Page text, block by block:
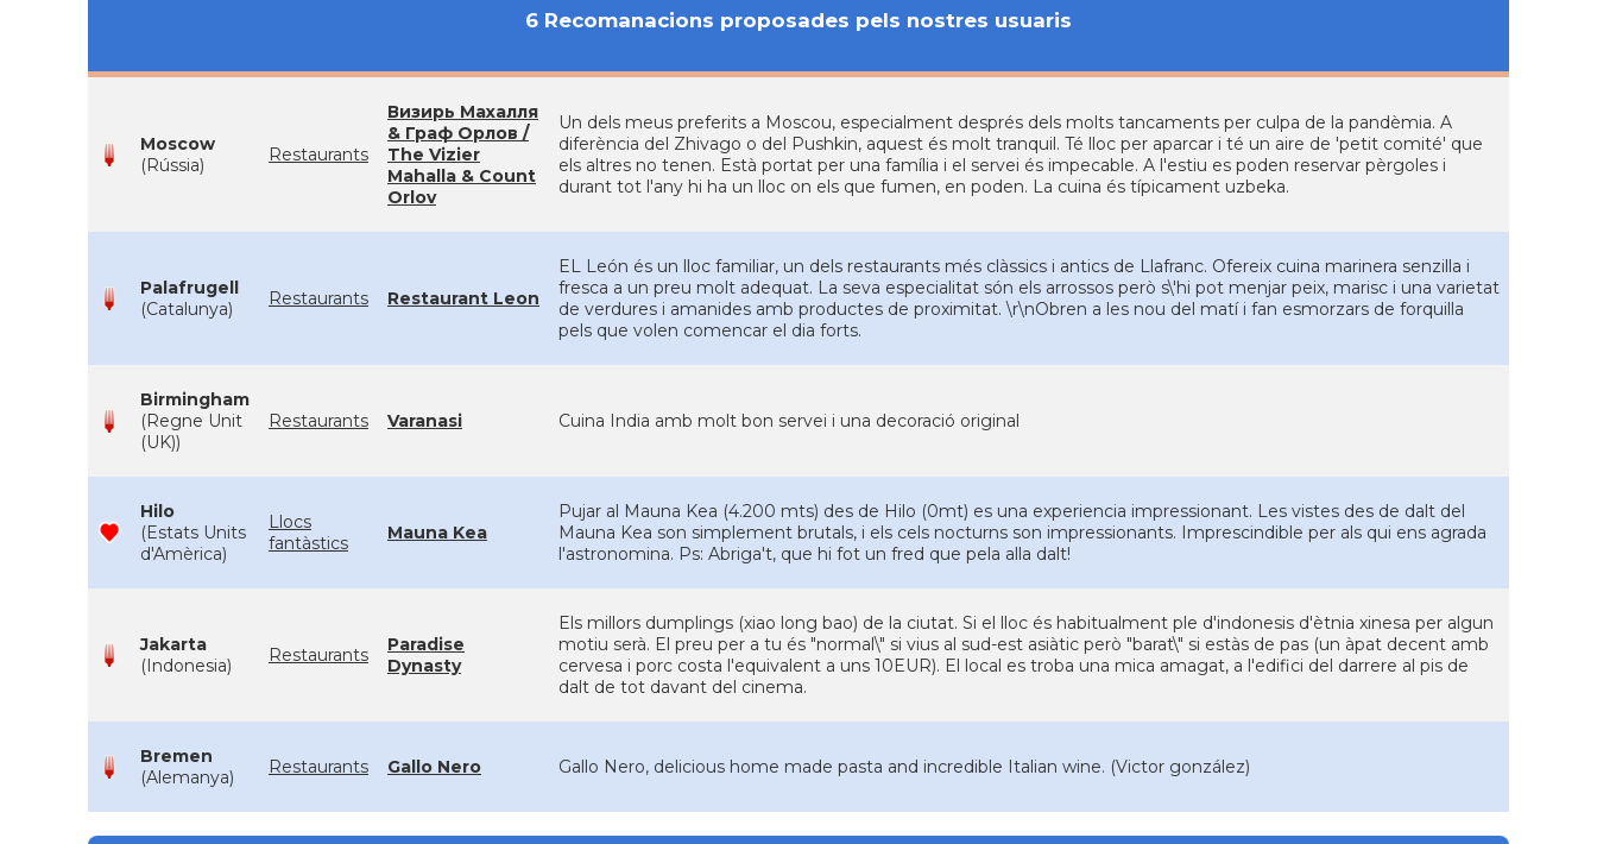
6 Recomanacions proposades pels nostres usuaris
Moscow
(Rússia)
Restaurants
Визирь Махалля
& Граф Орлов /
The Vizier
Mahalla & Count
Orlov
Un dels meus preferits a Moscou, especialment després dels molts tancaments per culpa de la pandèmia. A
diferència del Zhivago o del Pushkin, aquest és molt tranquil. Té lloc per aparcar i té un aire de 'petit comité' que
els altres no tenen. Està portat per una família i el servei és impecable. A l'estiu es poden reservar pèrgoles i
durant tot l'any hi ha un lloc on els que fumen, en poden. La cuina és típicament uzbeka.
Palafrugell
(Catalunya)
Restaurants Restaurant Leon
EL León és un lloc familiar, un dels restaurants més clàssics i antics de Llafranc. Ofereix cuina marinera senzilla i
fresca a un preu molt adequat. La seva especialitat són els arrossos però s\'hi pot menjar peix, marisc i una varietat
de verdures i amanides amb productes de proximitat. \r\nObren a les nou del matí i fan esmorzars de forquilla
pels que volen comencar el dia forts.
Birmingham
(Regne Unit
(UK))
Restaurants Varanasi Cuina India amb molt bon servei i una decoració original
Hilo
(Estats Units
d'Amèrica)
Llocs
fantàstics
Mauna Kea
Pujar al Mauna Kea (4.200 mts) des de Hilo (0mt) es una experiencia impressionant. Les vistes des de dalt del
Mauna Kea son simplement brutals, i els cels nocturns son impressionants. Imprescindible per als qui ens agrada
l'astronomina. Ps: Abriga't, que hi fot un fred que pela alla dalt!
Jakarta
(Indonesia)
Restaurants
Paradise
Dynasty
Els millors dumplings (xiao long bao) de la ciutat. Si el lloc és habitualment ple d'indonesis d'ètnia xinesa per algun
motiu serà. El preu per a tu és "normal\" si vius al sud-est asiàtic però "barat\" si estàs de pas (un àpat decent amb
cervesa i porc costa l'equivalent a uns 10EUR). El local es troba una mica amagat, a l'edifici del darrere al pis de
dalt de tot davant del cinema.
Bremen
(Alemanya)
Restaurants Gallo Nero Gallo Nero, delicious home made pasta and incredible Italian wine. (Victor gonzález)